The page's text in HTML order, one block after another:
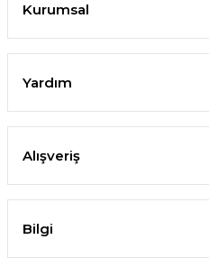
Kurumsal
Yardım
Alışveriş
Bilgi